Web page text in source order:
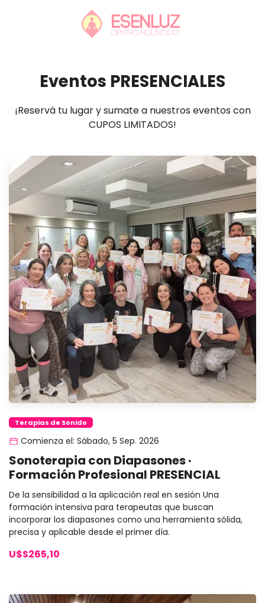
Eventos PRESENCIALES
¡Reservá tu lugar y sumate a nuestros eventos con
CUPOS LIMITADOS!
Terapias de Sonido
Comienza el: Sábado, 5 Sep. 2026
Sonoterapia con Diapasones ·
Formación Profesional PRESENCIAL
De la sensibilidad a la aplicación real en sesión Una
formación intensiva para terapeutas que buscan
incorporar los diapasones como una herramienta sólida,
precisa y aplicable desde el primer día.
U$S265,10